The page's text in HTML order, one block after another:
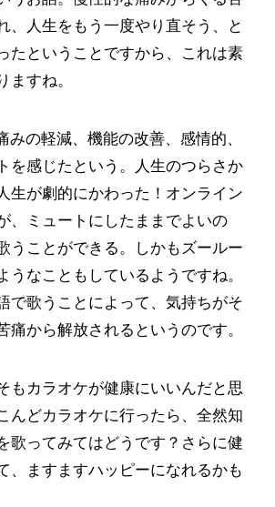
、人生をもう一度やり直そう、と
たということですから、これは素
ますね。
みの軽減、機能の改善、感情的、
を感じたという。人生のつらさか
生が劇的にかわった！オンライン
、ミュートにしたままでよいの
うことができる。しかもズールー
うなこともしているようですね。
で歌うことによって、気持ちがそ
痛から解放されるというのです。
もカラオケが健康にいいんだと思
んどカラオケに行ったら、全然知
歌ってみてはどうです？さらに健
、ますますハッピーになれるかも